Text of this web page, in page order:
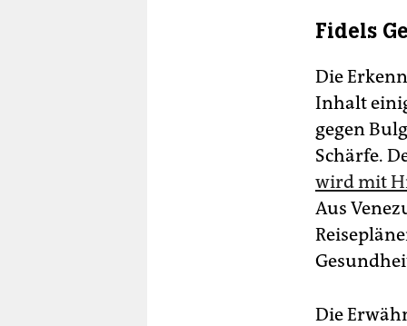
Fidels
Die
Inhalt
gegen
Schärfe.
wird mit
Aus
Die